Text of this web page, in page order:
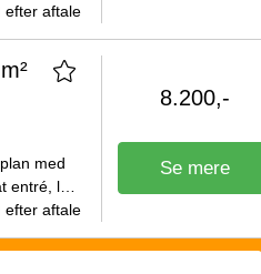
efter aftale
med
lyst
og
efter aftale
8.200,-
Se mere